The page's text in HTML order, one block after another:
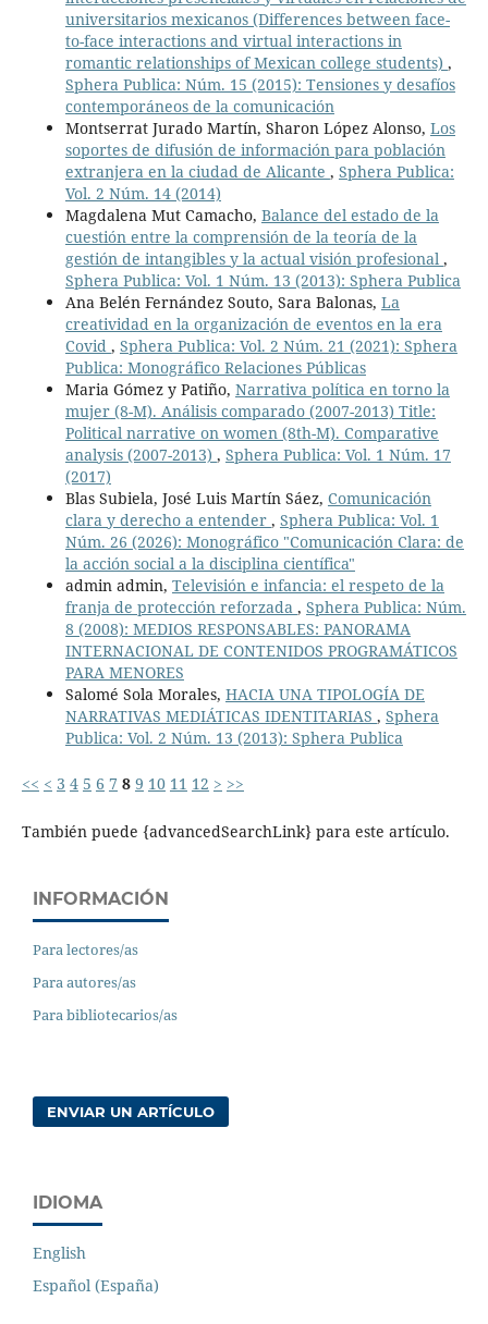
universitarios mexicanos (Differences between face-
to-face interactions and virtual interactions in
romantic relationships of Mexican college students) ,
Sphera Publica: Núm. 15 (2015): Tensiones y desafíos
contemporáneos de la comunicación
Montserrat Jurado Martín, Sharon López Alonso, Los
soportes de difusión de información para población
extranjera en la ciudad de Alicante , Sphera Publica:
Vol. 2 Núm. 14 (2014)
Magdalena Mut Camacho, Balance del estado de la
cuestión entre la comprensión de la teoría de la
gestión de intangibles y la actual visión profesional ,
Sphera Publica: Vol. 1 Núm. 13 (2013): Sphera Publica
Ana Belén Fernández Souto, Sara Balonas, La
creatividad en la organización de eventos en la era
Covid , Sphera Publica: Vol. 2 Núm. 21 (2021): Sphera
Publica: Monográfico Relaciones Públicas
Maria Gómez y Patiño, Narrativa política en torno la
mujer (8-M). Análisis comparado (2007-2013) Title:
Political narrative on women (8th-M). Comparative
analysis (2007-2013) , Sphera Publica: Vol. 1 Núm. 17
(2017)
Blas Subiela, José Luis Martín Sáez, Comunicación
clara y derecho a entender , Sphera Publica: Vol. 1
Núm. 26 (2026): Monográfico "Comunicación Clara: de
la acción social a la disciplina científica"
admin admin, Televisión e infancia: el respeto de la
franja de protección reforzada , Sphera Publica: Núm.
8 (2008): MEDIOS RESPONSABLES: PANORAMA
INTERNACIONAL DE CONTENIDOS PROGRAMÁTICOS
PARA MENORES
Salomé Sola Morales, HACIA UNA TIPOLOGÍA DE
NARRATIVAS MEDIÁTICAS IDENTITARIAS , Sphera
Publica: Vol. 2 Núm. 13 (2013): Sphera Publica
<< < 3 4 5 6 7 8 9 10 11 12 > >>
También puede {advancedSearchLink} para este artículo.
INFORMACIÓN
Para lectores/as
Para autores/as
Para bibliotecarios/as
ENVIAR UN ARTÍCULO
IDIOMA
English
Español (España)